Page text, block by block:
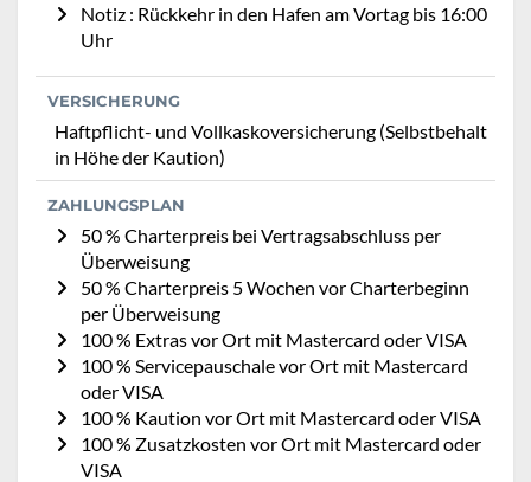
Notiz : Rückkehr in den Hafen am Vortag bis 16:00
Uhr
VERSICHERUNG
Haftpflicht- und Vollkaskoversicherung (Selbstbehalt
in Höhe der Kaution)
ZAHLUNGSPLAN
50 % Charterpreis bei Vertragsabschluss per
Überweisung
50 % Charterpreis 5 Wochen vor Charterbeginn
per Überweisung
100 % Extras vor Ort mit Mastercard oder VISA
100 % Servicepauschale vor Ort mit Mastercard
oder VISA
100 % Kaution vor Ort mit Mastercard oder VISA
100 % Zusatzkosten vor Ort mit Mastercard oder
VISA